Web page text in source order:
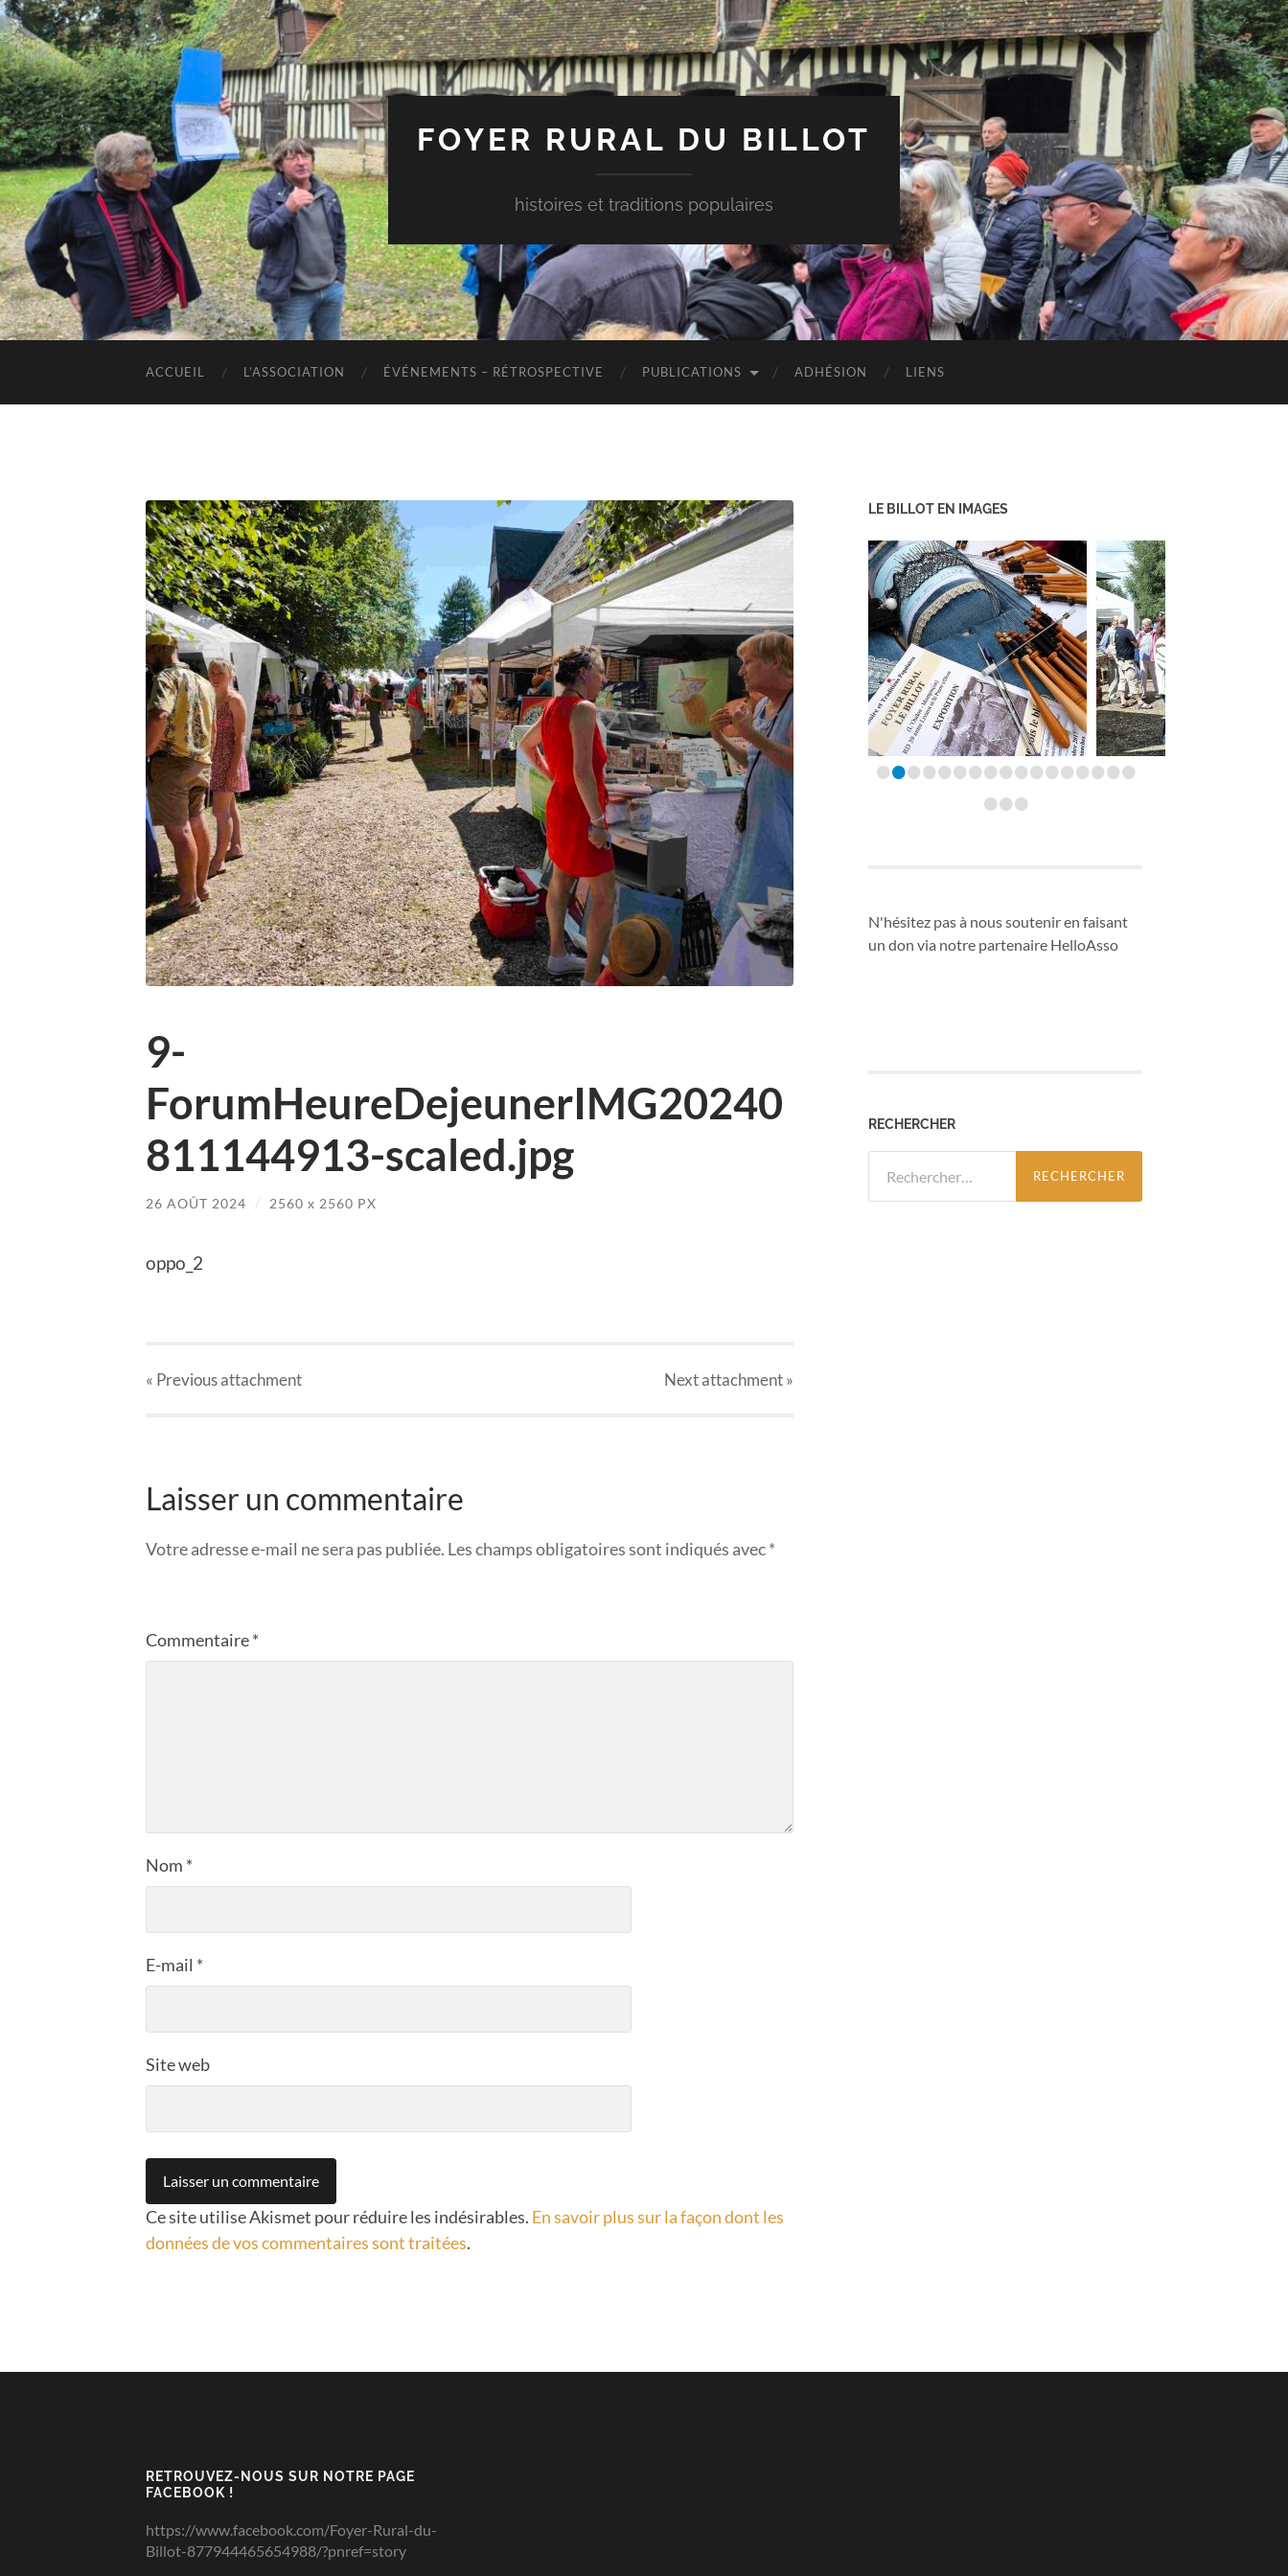
FOYER RURAL DU BILLOT
histoires et traditions populaires
ACCUEIL L’ASSOCIATION ÉVÉNEMENTS – RÉTROSPECTIVE PUBLICATIONS ADHÉSION LIENS
9-
ForumHeureDejeunerIMG20240
811144913-scaled.jpg
26 AOÛT 2024 / 2560 x 2560 PX
oppo_2
« Previousattachment Nextattachment»
Laisser un commentaire
Votre adresse e-mail ne sera pas publiée. Les champs obligatoires sont indiqués avec*
Commentaire*
Nom *
E-mail *
Site web
Ce site utilise Akismet pour réduire les indésirables. En savoir plus sur la façon dont les
données de vos commentaires sont traitées.
LE BILLOT EN IMAGES
•••••••••••••••••
•••
N'hésitez pas à nous soutenir en faisant
un don via notre partenaire HelloAsso
RECHERCHER
RETROUVEZ-NOUS SUR NOTRE PAGE
FACEBOOK !
https://www.facebook.com/Foyer-Rural-du-
Billot-877944465654988/?pnref=story